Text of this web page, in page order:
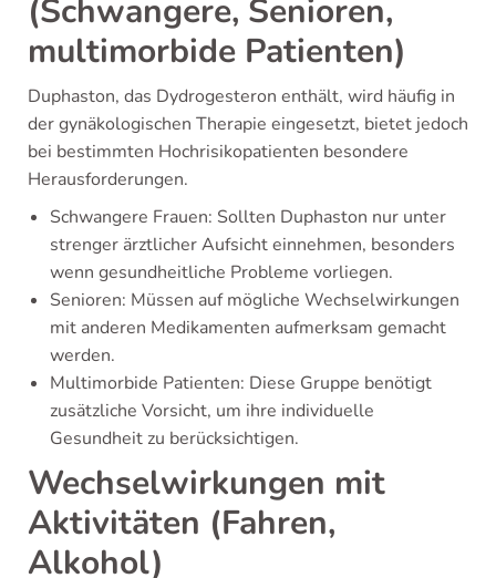
(Schwangere, Senioren,
multimorbide Patienten)
Duphaston, das Dydrogesteron enthält, wird häufig in
der gynäkologischen Therapie eingesetzt, bietet jedoch
bei bestimmten Hochrisikopatienten besondere
Herausforderungen.
Schwangere Frauen: Sollten Duphaston nur unter
strenger ärztlicher Aufsicht einnehmen, besonders
wenn gesundheitliche Probleme vorliegen.
Senioren: Müssen auf mögliche Wechselwirkungen
mit anderen Medikamenten aufmerksam gemacht
werden.
Multimorbide Patienten: Diese Gruppe benötigt
zusätzliche Vorsicht, um ihre individuelle
Gesundheit zu berücksichtigen.
Wechselwirkungen mit
Aktivitäten (Fahren,
Alkohol)